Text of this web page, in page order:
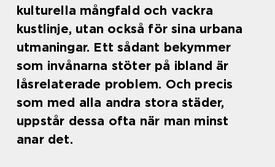
kulturella mångfald och vackra
kustlinje, utan också för sina urbana
utmaningar. Ett sådant bekymmer
som invånarna stöter på ibland är
låsrelaterade problem. Och precis
som med alla andra stora städer,
uppstår dessa ofta när man minst
anar det.